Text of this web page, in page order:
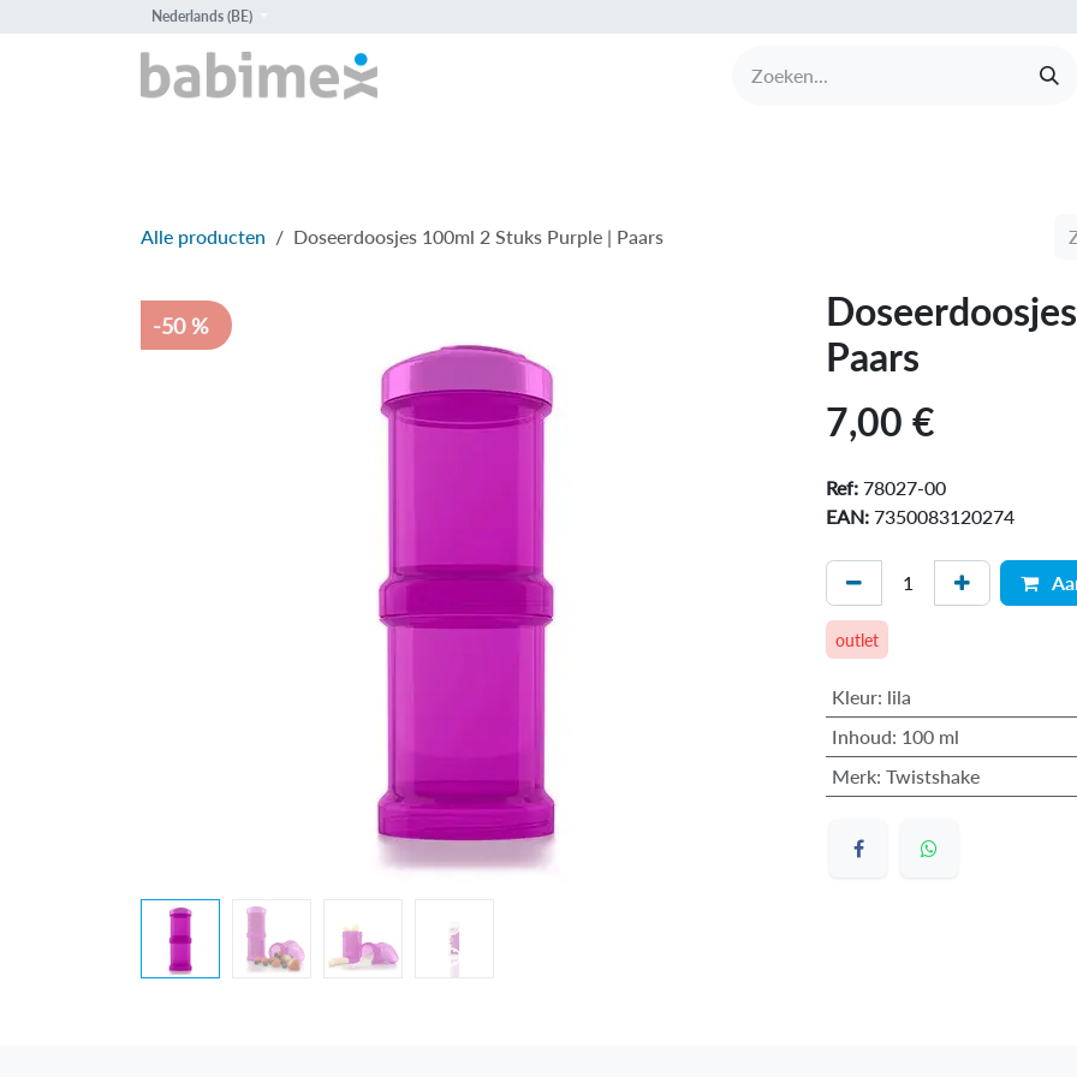
Overslaan naar inhoudNederlands (BE)
Alle producten Doseerdoosjes 100ml 2 Stuks Purple | Paars
-50 %
Paars
7,00 €
Ref: 78027-00
EAN: 7350083120274
outlet
Kleur: lila
Inhoud: 100 ml
Merk: Twistshake